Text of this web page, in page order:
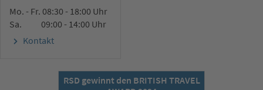
Mo. - Fr. 08:30 - 18:00 Uhr
Sa. 09:00 - 14:00 Uhr
Kontakt
RSD gewinnt den BRITISH TRAVEL